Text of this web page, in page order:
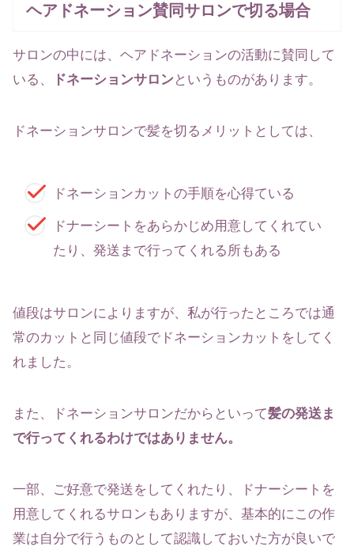
ヘアドネーション賛同サロンで切る場合
サロンの中には、ヘアドネーションの活動に賛同して
いる、
ドネーションサロンというものがあります。
ドネーションサロンで髪を切るメリットとしては、
ドネーションカットの手順を心得ている
ドナーシートをあらかじめ用意してくれてい
たり、発送まで行ってくれる所もある
値段はサロンによりますが、私が行ったところでは通
常のカットと同じ値段でドネーションカットをしてく
れました。
また、ドネーションサロンだからといって髪の発送ま
で行ってくれるわけではありません。
一部、ご好意で発送をしてくれたり、ドナーシートを
用意してくれるサロンもありますが、基本的にこの作
業は自分で行うものとして認識しておいた方が良いで